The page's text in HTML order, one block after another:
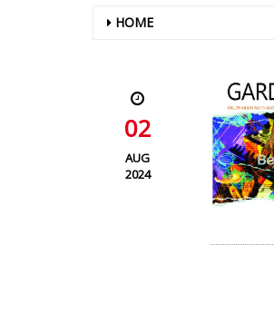
HOME
02
AUG
2024